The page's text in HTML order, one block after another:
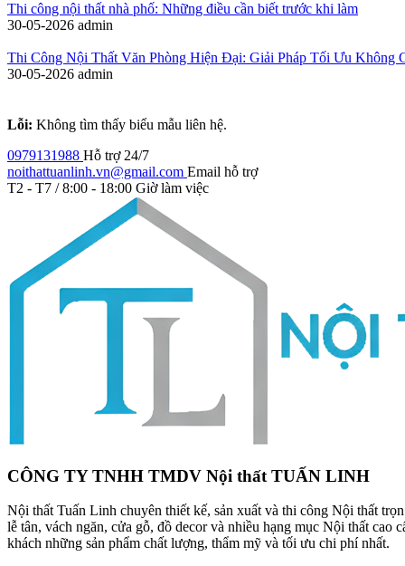
Thi công nội thất nhà phố: Những điều cần biết trước khi làm
30-05-2026 admin
Thi Công Nội Thất Văn Phòng Hiện Đại: Giải Pháp Tối Ưu Không
30-05-2026 admin
Lỗi: Không tìm thấy biểu mẫu liên hệ.
0979131988 Hỗ trợ 24/7
noithattuanlinh.vn@gmail.com Email hỗ trợ
T2 - T7 / 8:00 - 18:00 Giờ làm việc
CÔNG TY TNHH TMDV Nội thất TUẤN LINH
Nội thất Tuấn Linh chuyên thiết kế, sản xuất và thi công Nội thất
lễ tân, vách ngăn, cửa gỗ, đồ decor và nhiều hạng mục Nội thất
khách những sản phẩm chất lượng, thẩm mỹ và tối ưu chi phí nhất.